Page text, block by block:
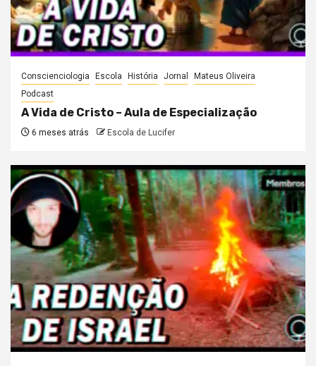
Conscienciologia Escola História Jornal
Mateus Oliveira
Podcast
A Vida de Cristo – Aula de Especialização
6 meses atrás Escola de Lucifer